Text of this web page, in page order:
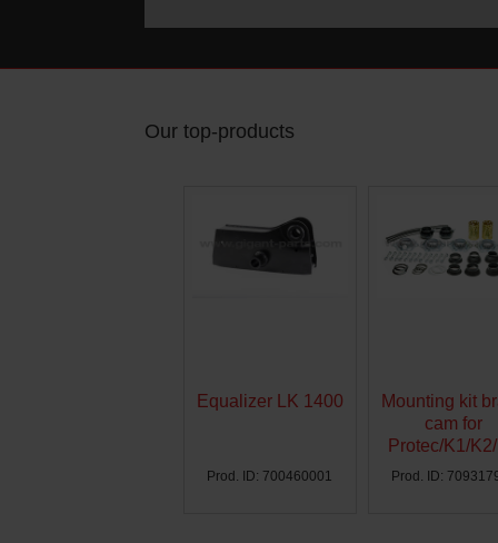
Our top-products
Equalizer LK 1400
Prod. ID: 700460001
Mounting kit
cam for
Protec/K1/
Ø300 -
Prod. ID: